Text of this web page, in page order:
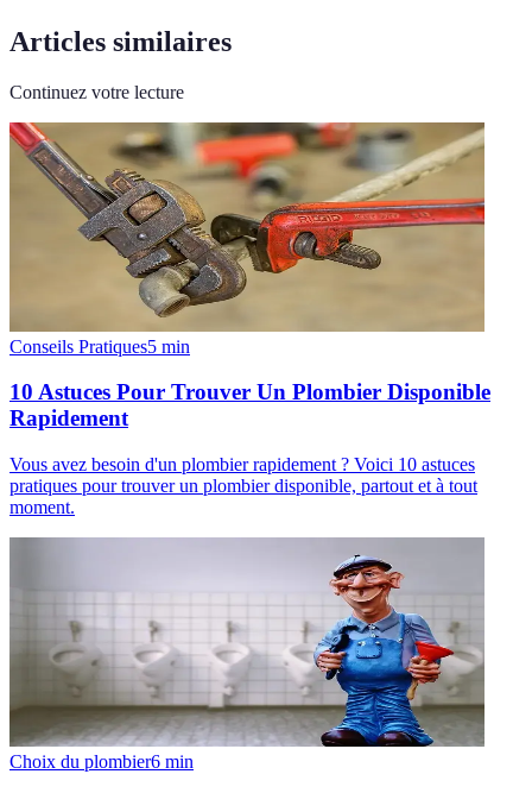
Articles similaires
Continuez votre lecture
Conseils Pratiques5 min
10 Astuces Pour Trouver Un Plombier Disponible
Rapidement
Vous avez besoin d'un plombier rapidement ? Voici 10 astuces
pratiques pour trouver un plombier disponible, partout et à tout
moment.
Choix du plombier6 min